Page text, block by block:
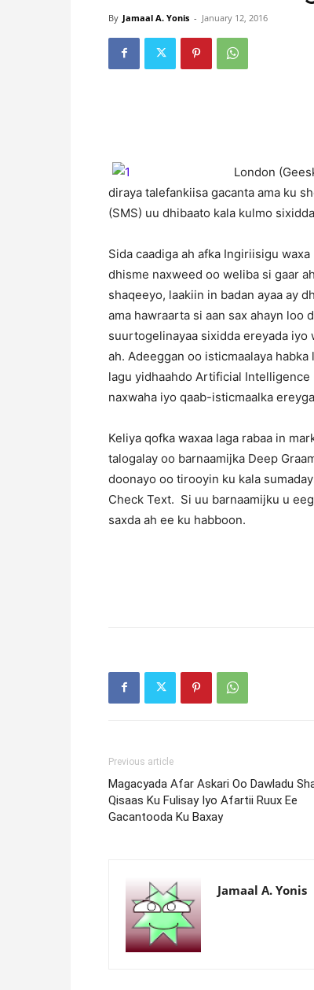
By Jamaal A. Yonis - January 12, 2016
London
diraya talefankiisa gacanta ama ku
(SMS) uu dhibaato kala kulmo
Sida caadiga ah afka Ingiriisigu
dhisme naxweed oo weliba si gaar
shaqeeyo, laakiin in badan ayaa ay
ama hawraarta si aan sax ahayn loo
suurtogelinayaa sixidda ereyada iyo
ah. Adeeggan oo isticmaalaya
lagu yidhaahdo Artificial Intelligence
naxwaha iyo qaab-isticmaalka
Keliya qofka waxaa laga rabaa in
talogalay oo barnaamijka Deep
doonayo oo tirooyin ku kala
Check Text. Si uu barnaamijku u
saxda ah ee ku habboon.
Previous article
Magacyada Afar Askari Oo Dawladu
Qisaas Ku Fulisay Iyo Afartii Ruux Ee
Gacantooda Ku Baxay
Jamaal A. Yonis